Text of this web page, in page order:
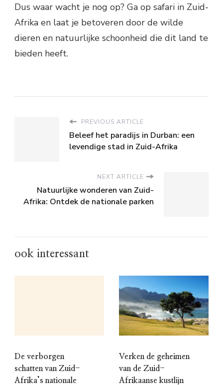
Dus waar wacht je nog op? Ga op safari in Zuid-
Afrika en laat je betoveren door de wilde
dieren en natuurlijke schoonheid die dit land te
bieden heeft.
PREVIOUS ARTICLE
Beleef het paradijs in Durban: een
levendige stad in Zuid-Afrika
NEXT ARTICLE
Natuurlijke wonderen van Zuid-
Afrika: Ontdek de nationale parken
ook interessant
De verborgen
schatten van Zuid-
Afrika’s nationale
Verken de geheimen
van de Zuid-
Afrikaanse kustlijn